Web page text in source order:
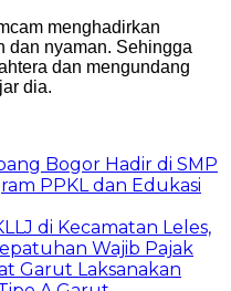
menghadirkan
dan nyaman. Sehingga
dan mengundang
dia.
Bogor Hadir di SMP
PPKL dan Edukasi
di Kecamatan Leles,
Wajib Pajak
Garut Laksanakan